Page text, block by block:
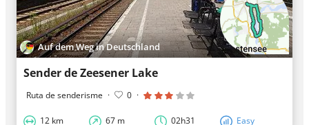
Auf dem Weg in Deutschland
Sender de Zeesener Lake
Ruta de senderisme · 0 ·
12 km 67 m 02h31 Easy